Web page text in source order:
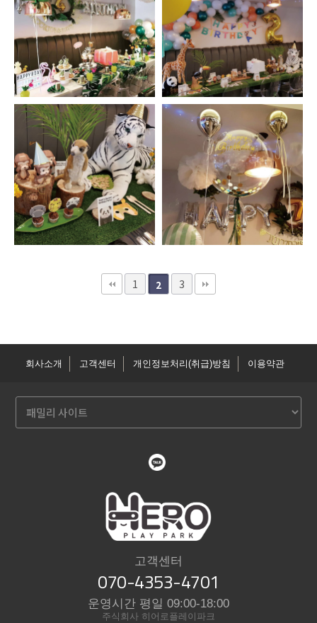
1 2 3
회사소개 고객센터 개인정보처리(취급)방침 이용약관
고객센터
070-4353-4701
운영시간 평일 09:00-18:00
주식회사 히어로플레이파크